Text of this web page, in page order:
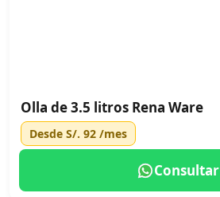
Olla de 3.5 litros Rena Ware
Desde S/. 92 /mes
Consultar